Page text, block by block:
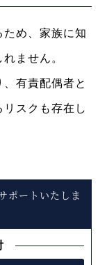
め、家族に知
ません。
有責配偶者と
スクも存在し
ポートいたしま